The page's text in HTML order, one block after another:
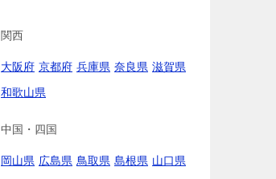
関西
大阪府 京都府 兵庫県 奈良県 滋賀県
和歌山県
中国・四国
岡山県 広島県 鳥取県 島根県 山口県